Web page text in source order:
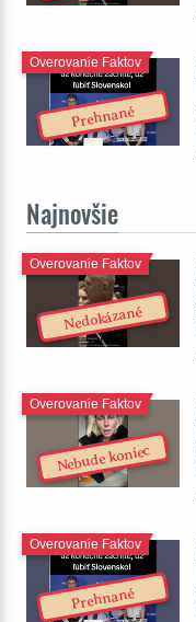
Prehnané
Overovanie Faktov
Najnovšie
Nedokázané
Overovanie Faktov
Nebude koniec
Overovanie Faktov
Prehnané
Overovanie Faktov